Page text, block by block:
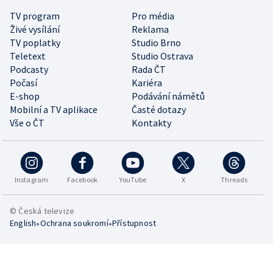
TV program
Pro média
Živé vysílání
Reklama
TV poplatky
Studio Brno
Teletext
Studio Ostrava
Podcasty
Rada ČT
Počasí
Kariéra
E-shop
Podávání námětů
Mobilní a TV aplikace
Časté dotazy
Vše o ČT
Kontakty
Instagram Facebook YouTube X Threads
© Česká televize
English•Ochrana soukromí•Přístupnost